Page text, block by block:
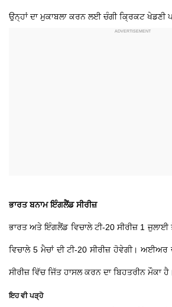
ਉਨ੍ਹਾਂ ਦਾ ਮੁਕਾਬਲਾ ਕਰਨ ਲਈ ਚੰਗੀ ਕ੍ਰਿਕਟ ਖੇਡਣੀ
ਭਾਰਤ ਬਨਾਮ ਇੰਗਲੈਂਡ ਸੀਰੀਜ਼
ਭਾਰਤ ਅਤੇ ਇੰਗਲੈਂਡ ਵਿਚਾਲੇ ਟੀ-20 ਸੀਰੀਜ਼ 1 ਜੁਲਾਈ
ਵਿਚਾਲੇ 5 ਮੈਚਾਂ ਦੀ ਟੀ-20 ਸੀਰੀਜ਼ ਹੋਵੇਗੀ। ਅਈਅਰ
ਸੀਰੀਜ਼ ਵਿੱਚ ਜਿੱਤ ਹਾਸਲ ਕਰਨ ਦਾ ਬਿਹਤਰੀਨ ਮੌਕਾ
ਇਹ ਵੀ ਪੜ੍ਹੋ